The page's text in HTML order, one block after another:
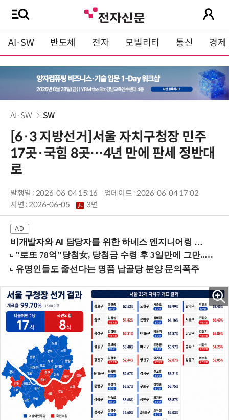
AI·SW 반도체 전자 모빌리티 통신 경제
AI·SW SW
[6·3 지방선거]서울 자치구청장 민주
17곳·국힘 8곳…4년 만에 판세 정반대
로
발행일 : 2026-06-04 15:16
업데이트 : 2026-06-04 17:02
지면 :2026-06-05 3면
비개발자와 AI 담당자를 위한 하네스 엔지니어링 입문과정 (8/20 신논현역)